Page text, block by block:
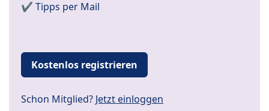
✔️ Tipps per Mail
Kostenlos registrieren
Schon Mitglied? Jetzt einloggen